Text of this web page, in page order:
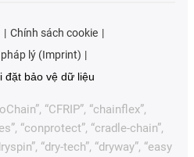
Chính sách cookie
lý (Imprint)
đặt bảo vệ dữ liệu
“CFRIP”, “chainflex”,
“conprotect”, “cradle-chain”,
“dry-tech”, “dryway”, “easy